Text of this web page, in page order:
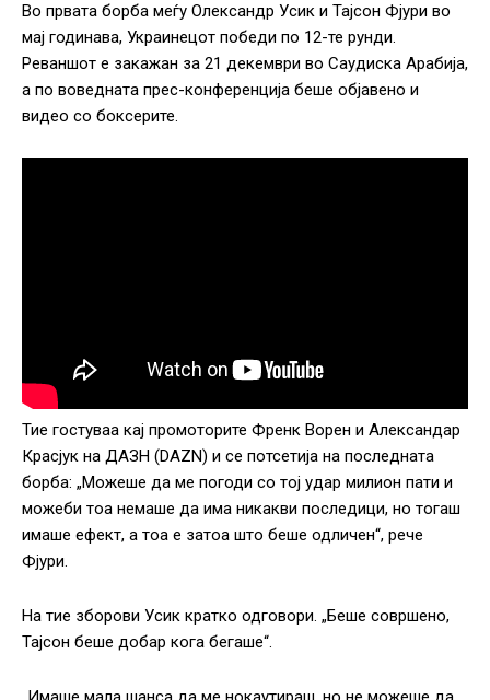
Во првата борба меѓу Олександр Усик и Тајсон Фјури во
мај годинава, Украинецот победи по 12-те рунди.
Реваншот е закажан за 21 декември во Саудиска Арабија,
а по воведната прес-конференција беше објавено и
видео со боксерите.
Тие гостуваа кај промоторите Френк Ворен и Александар
Красјук на ДАЗН (DAZN) и се потсетија на последната
борба: „Можеше да ме погоди со тој удар милион пати и
можеби тоа немаше да има никакви последици, но тогаш
имаше ефект, а тоа е затоа што беше одличен“, рече
Фјури.
На тие зборови Усик кратко одговори. „Беше совршено,
Тајсон беше добар кога бегаше“.